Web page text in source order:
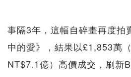
事隔3年，這幅自碎畫再度拍
中的愛》，結果以£1,853萬
NT$7.1億）高價成交，刷新